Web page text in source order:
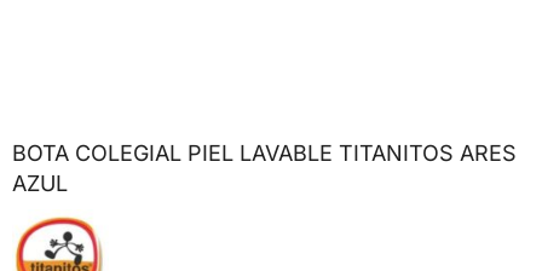
BOTA COLEGIAL PIEL LAVABLE TITANITOS ARES
AZUL